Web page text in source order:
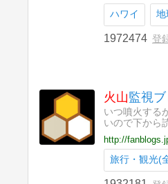
ハワイ
地
1972474 登
火山監視
いつ噴火する
いので下から
http://
旅行・観光(